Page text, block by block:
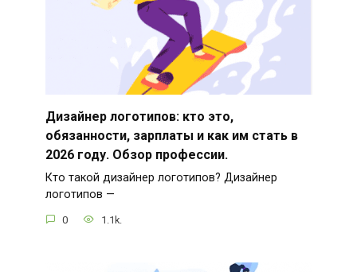
Дизайнер логотипов: кто это,
обязанности, зарплаты и как им стать в
2026 году. Обзор профессии.
Кто такой дизайнер логотипов? Дизайнер
логотипов —
0 1.1k.